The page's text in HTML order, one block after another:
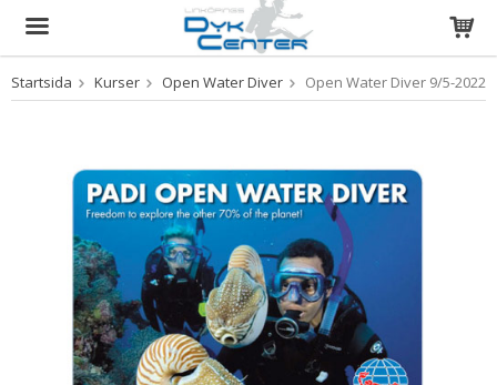
Produkten har blivit tillagd i varukorgen
Startsida Kurser Open Water Diver Open Water Diver 9/5-2022